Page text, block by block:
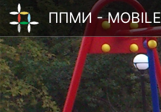
ППМИ - MOBILE